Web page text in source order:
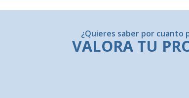
¿Quieres saber por cuanto
VALORA TU